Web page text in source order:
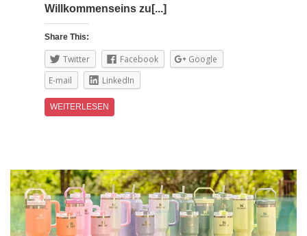
Willkommenseins zu[...]
Share This:
Twitter Facebook
Google
E-mail
LinkedIn
WEITERLESEN